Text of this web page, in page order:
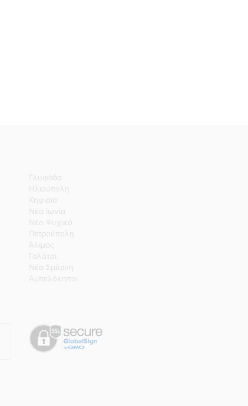
Γλυφάδα
Ηλιούπολη
Κηφισιά
Νέα Ιωνία
Νέο Ψυχικό
Πετρούπολη
Άλιμος
Γαλάτσι
Νέα Σμύρνη
Αμπελόκηποι